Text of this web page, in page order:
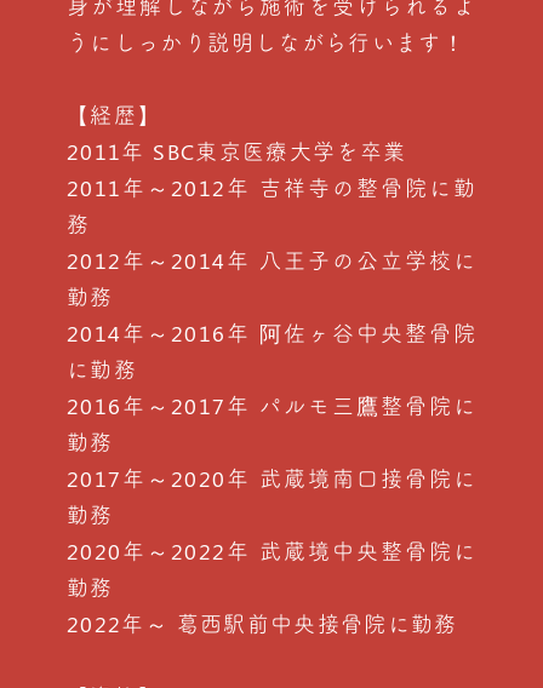
身が理解しながら施術を受けられるよ
うにしっかり説明しながら行います！
【経歴】
2011年 SBC東京医療大学を卒業
2011年～2012年 吉祥寺の整骨院に勤
務
2012年～2014年 八王子の公立学校に
勤務
2014年～2016年 阿佐ヶ谷中央整骨院
に勤務
2016年～2017年 パルモ三鷹整骨院に
勤務
2017年～2020年 武蔵境南口接骨院に
勤務
2020年～2022年 武蔵境中央整骨院に
勤務
2022年～ 葛西駅前中央接骨院に勤務